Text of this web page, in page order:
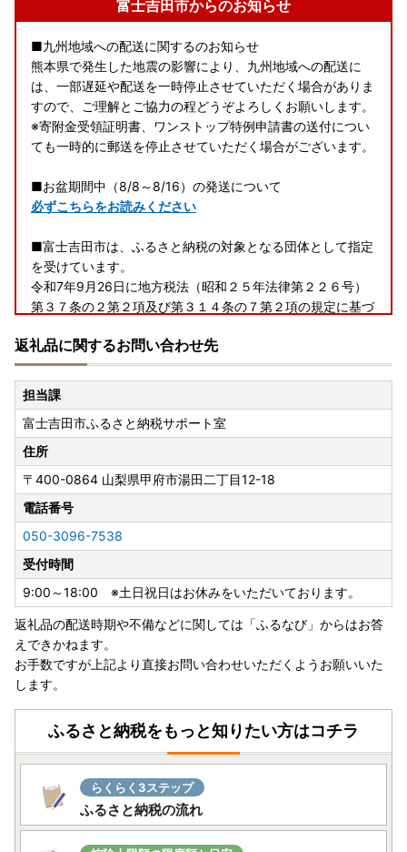
富士吉田市からのお知らせ
■九州地域への配送に関するのお知らせ
熊本県で発生した地震の影響により、九州地域への配送に
は、一部遅延や配送を一時停止させていただく場合がありま
すので、ご理解とご協力の程どうぞよろしくお願いします。
※寄附金受領証明書、ワンストップ特例申請書の送付につい
ても一時的に郵送を停止させていただく場合がございます。
■お盆期間中（8/8～8/16）の発送について
必ずこちらをお読みください
■富士吉田市は、ふるさと納税の対象となる団体として指定
を受けています。
令和7年9月26日に地方税法（昭和２５年法律第２２６号）
第３７条の２第２項及び第３１４条の７第２項の規定に基づ
富士吉田市への「ふるさと納税」は地方税法（昭和２５年法
律第２２６号）第３７条の２第一項の規定による寄附金税額
控除の対象になります。
■ワンストップ特例申請が完全ペーパーレスに！申請アプリ
「IAM」新登場！「ふるまど」新登場！
ワンストップ特例申請が完全ペーパーレスで申請できます！
富士吉田市では、ふるさと納税をいただいた皆様のご負担を
軽減するために、スマートフォンのみで完結できるアプリ
「IAM」を導入しました。
※申請には「マイナンバーカード」が必要です。
※App Store もしくはGoogle Playから「IAM（アイアム）」
アプリのダウンロードをお願いいたします。
★ふるまど★ 複数自治体のワンストップ特例をスマホでま
とめて申請ができるサービスです！リンク先をご確認くださ
い。
返礼品に関するお問い合わせ先
担当課
富士吉田市ふるさと納税サポート室
住所
〒400-0864 山梨県甲府市湯田二丁目12-18
電話番号
050-3096-7538
受付時間
9:00～18:00 ※土日祝日はお休みをいただいております。
返礼品の配送時期や不備などに関しては「ふるなび」からはお答
えできかねます。
お手数ですが上記より直接お問い合わせいただくようお願いいた
します。
ふるさと納税をもっと知りたい方はコチラ
らくらく3ステップ
ふるさと納税の流れ